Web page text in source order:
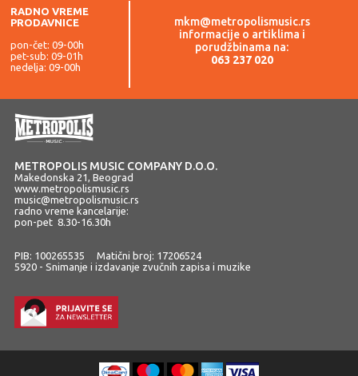
RADNO VREME
PRODAVNICE
pon-čet: 09-00h
pet-sub: 09-01h
nedelja: 09-00h
mkm@metropolismusic.rs
informacije o artiklima i
porudžbinama na:
063 237 020
METROPOLIS MUSIC COMPANY D.O.O.
Makedonska 21, Beograd
www.metropolismusic.rs
music@metropolismusic.rs
radno vreme kancelarije:
pon-pet 8.30-16.30h
PIB: 100265535 Matični broj: 17206524
5920 - Snimanje i izdavanje zvučnih zapisa i muzike